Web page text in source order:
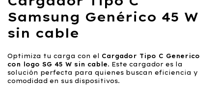
Samsung Genérico 45 W
sin cable
Optimiza tu carga con el Cargador Tipo C Generico
con logo SG 45 W sin cable. Este cargador es la
solución perfecta para quienes buscan eficiencia y
comodidad en sus dispositivos.